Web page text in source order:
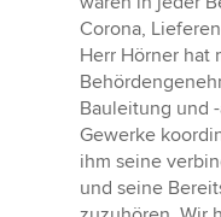
Corona,
Herr Hörner hat
Bauleitung und
Gewerke
ihm seine
und seine